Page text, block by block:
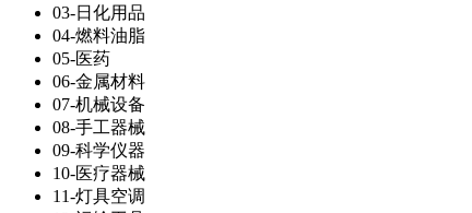
03-日化用品
04-燃料油脂
05-医药
06-金属材料
07-机械设备
08-手工器械
09-科学仪器
10-医疗器械
11-灯具空调